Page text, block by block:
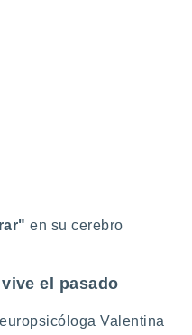
en su cerebro
el pasado
Valentina